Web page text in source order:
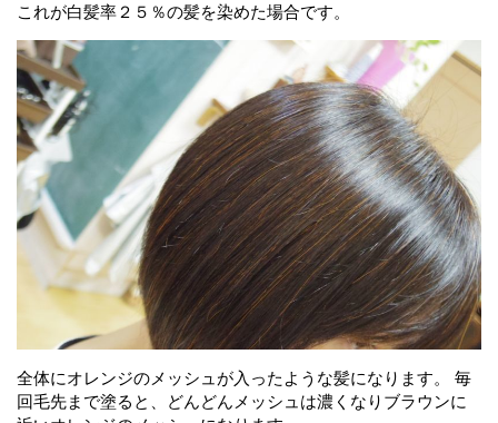
これが白髪率２５％の髪を染めた場合です。
全体にオレンジのメッシュが入ったような髪になります。 毎
回毛先まで塗ると、どんどんメッシュは濃くなりブラウンに